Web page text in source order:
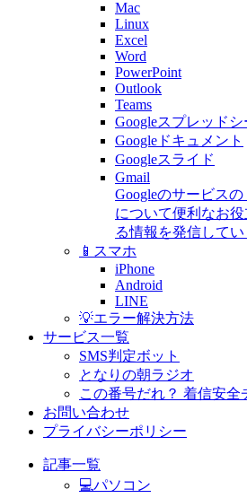
Mac
Linux
Excel
Word
PowerPoint
Outlook
Teams
Googleスプレッドシ
Googleドキュメント
Googleスライド
Gmail
Googleのサービス
について便利なお
る情報を発信してい
📱スマホ
iPhone
Android
LINE
💡エラー解決方法
サービス一覧
SMS判定ボット
となりの朝ラジオ
この番号だれ？ 着信安全
お問い合わせ
プライバシーポリシー
記事一覧
💻パソコン